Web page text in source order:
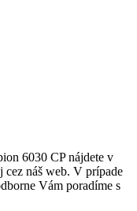
6030 CP nájdete v
cez náš web. V prípade
Vám poradíme s